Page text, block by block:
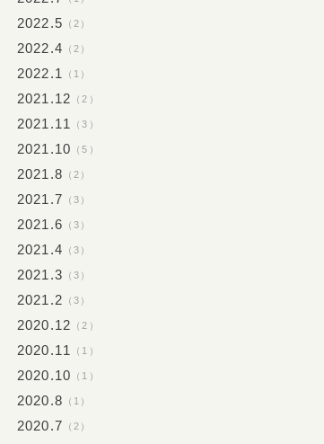
2022.5 （2）
2022.4 （2）
2022.1 （1）
2021.12 （2）
2021.11 （3）
2021.10 （5）
2021.8 （2）
2021.7 （3）
2021.6 （3）
2021.4 （3）
2021.3 （3）
2021.2 （3）
2020.12 （2）
2020.11 （1）
2020.10 （1）
2020.8 （1）
2020.7 （2）